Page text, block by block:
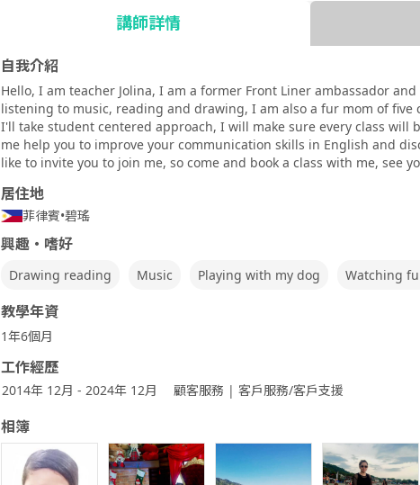
口語測驗對策 TOEIC®L&R
以插圖學習英
文文法
主題Talk 口說
發音訓練 基
發音訓練 進
發音訓練 實
講師詳情
自我介紹
Hello, I am teacher Jolina, I am a former Front Liner ambassador
listening to music, reading and drawing, I am also a fur mom of five
I'll take student centered approach, I will make sure every class will
me help you to improve your communication skills in English and
like to invite you to join me, so come and book a class with me, see
居住地
菲律賓•碧瑤
興趣・嗜好
Drawing reading Music Playing with my dog Watching
教學年資
1年6個月
工作經歷
2014年 12月 - 2024年 12月 顧客服務 | 客戶服務/客戶支援
相簿